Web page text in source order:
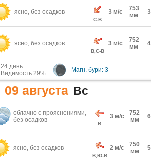
ясно, без осадков
С-В
3 м/с
753
мм
ясно, без осадков
В,С-В
3 м/с
752
мм
24 день
Видимость 29%
Магн. бури: 3
09 августа Вс
облачно с прояснениями,
без осадков
В
3 м/с
752
мм
ясно, без осадков
В,Ю-В
2 м/с
750
мм